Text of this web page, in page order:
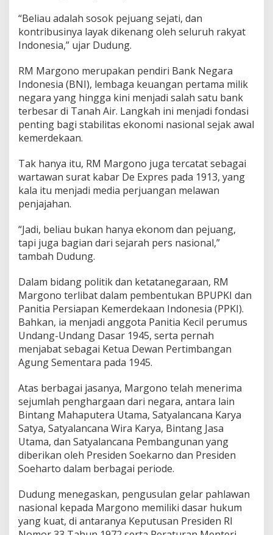
M
M
a
o
n
o
D
j
o
a
d
i
u
m
e
b
a
g
a
i
P
a
h
a
w
n
N
a
s
o
a
l
“Beliau adalah sosok pejuang sejati, dan
kontribusinya layak dikenang oleh seluruh rakyat
Indonesia,” ujar Dudung.
RM Margono merupakan pendiri Bank Negara
Indonesia (BNI), lembaga keuangan pertama milik
negara yang hingga kini menjadi salah satu bank
terbesar di Tanah Air. Langkah ini menjadi fondasi
penting bagi stabilitas ekonomi nasional sejak awal
kemerdekaan.
Tak hanya itu, RM Margono juga tercatat sebagai
wartawan surat kabar De Expres pada 1913, yang
kala itu menjadi media perjuangan melawan
penjajahan.
“Jadi, beliau bukan hanya ekonom dan pejuang,
tapi juga bagian dari sejarah pers nasional,”
tambah Dudung.
Dalam bidang politik dan ketatanegaraan, RM
Margono terlibat dalam pembentukan BPUPKI dan
Panitia Persiapan Kemerdekaan Indonesia (PPKI).
Bahkan, ia menjadi anggota Panitia Kecil perumus
Undang-Undang Dasar 1945, serta pernah
menjabat sebagai Ketua Dewan Pertimbangan
Agung Sementara pada 1945.
Atas berbagai jasanya, Margono telah menerima
sejumlah penghargaan dari negara, antara lain
Bintang Mahaputera Utama, Satyalancana Karya
Satya, Satyalancana Wira Karya, Bintang Jasa
Utama, dan Satyalancana Pembangunan yang
diberikan oleh Presiden Soekarno dan Presiden
Soeharto dalam berbagai periode.
Dudung menegaskan, pengusulan gelar pahlawan
nasional kepada Margono memiliki dasar hukum
yang kuat, di antaranya Keputusan Presiden RI